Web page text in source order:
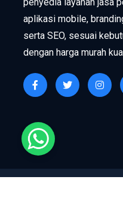
aplikasi mobile,
serta SEO, sesuai
dengan harga murah